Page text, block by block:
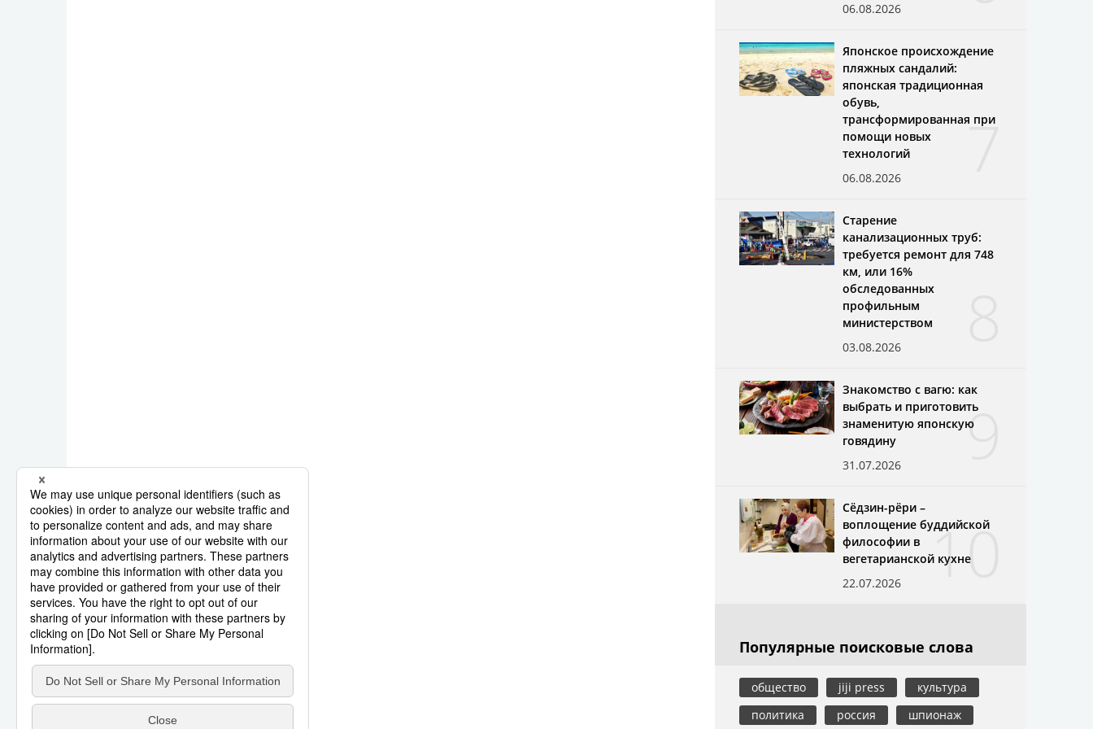
06.08.2026
7
Японское происхождение
пляжных сандалий:
японская традиционная
обувь,
трансформированная при
помощи новых
технологий
06.08.2026
Старение
канализационных труб:
требуется ремонт для 748
км, или 16%
обследованных
профильным
министерством
03.08.2026
9
Знакомство с вагю: как
выбрать и приготовить
знаменитую японскую
говядину
31.07.2026
10
Сёдзин-рёри –
воплощение буддийской
философии в
вегетарианской кухне
22.07.2026
Популярные поисковые слова
общество jiji press
культура
политика
россия шпионаж